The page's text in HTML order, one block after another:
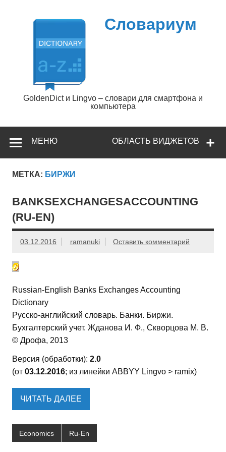
содержимому
Словариум
GoldenDict и Lingvo – словари для смартфона и
компьютера
ОБЛАСТЬ ВИДЖЕТОВ
МЕНЮ
МЕТКА: БИРЖИ
BANKSEXCHANGESACCOUNTING
(RU-EN)
03.12.2016 ramanuki Оставить комментарий
Russian-English Banks Exchanges Accounting
Dictionary
Русско-английский словарь. Банки. Биржи.
Бухгалтерский учет. Жданова И. Ф., Скворцова М. В.
© Дрофа, 2013
Версия (обработки): 2.0
(от 03.12.2016; из линейки ABBYY Lingvo > ramix)
ЧИТАТЬ ДАЛЕЕ
Economics Ru-En